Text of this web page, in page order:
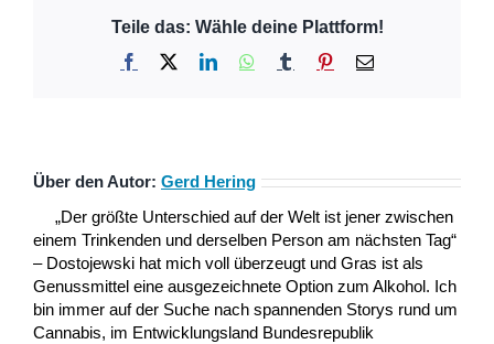
Teile das: Wähle deine Plattform!
Facebook LinkedInWhatsApp
Tumblr Pinterest
E-
Über den Autor: Gerd Hering
„Der größte Unterschied auf der Welt ist jener zwischen
einem Trinkenden und derselben Person am nächsten Tag“
– Dostojewski hat mich voll überzeugt und Gras ist als
Genussmittel eine ausgezeichnete Option zum Alkohol. Ich
bin immer auf der Suche nach spannenden Storys rund um
Cannabis, im Entwicklungsland Bundesrepublik